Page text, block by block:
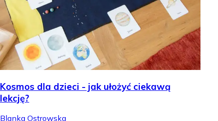
Kosmos dla dzieci - jak ułożyć ciekawą
lekcję?
Blanka Ostrowska